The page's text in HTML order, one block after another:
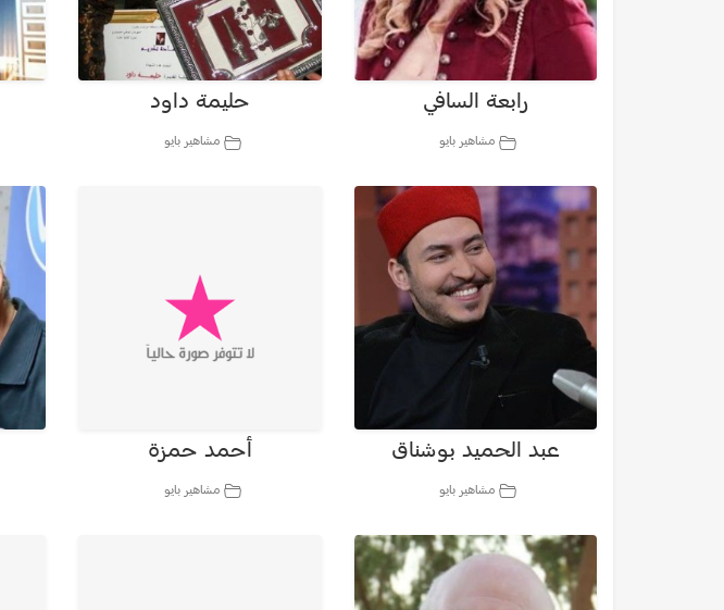
رابعة السافي
مشاهير بايو
حليمة داود
مشاهير بايو
عبد الحميد بوشناق
مشاهير بايو
أحمد حمزة
مشاهير بايو